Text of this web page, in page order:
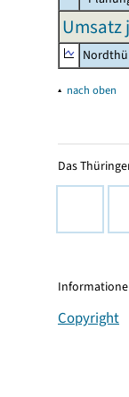
Umsatz
▴ nach oben
Das
Copyright